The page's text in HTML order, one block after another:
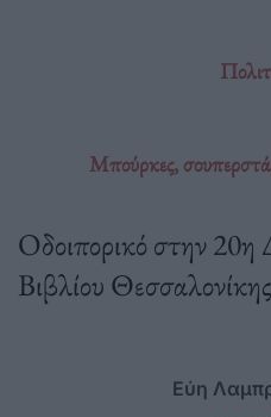
Μπούρκες,
Οδοιπορικό στην 20η
Βιβλίου
Εύη